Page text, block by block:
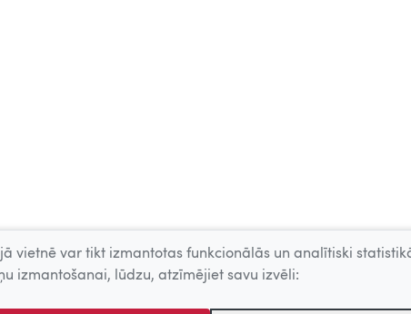
vietnē var tikt izmantotas funkcionālās un analītiski
izmantošanai, lūdzu, atzīmējiet savu izvēli: